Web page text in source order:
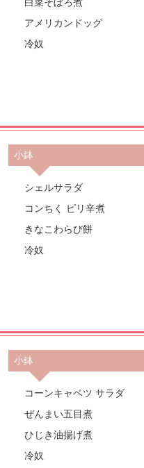
白菜そぼろ煮
アメリカンドッグ
冷奴
小鉢
シェルサラダ
コンちく ピリ辛煮
きなこわらび餅
冷奴
小鉢
コーンキャベツ サラダ
ぜんまい五目煮
ひじき油揚げ煮
冷奴